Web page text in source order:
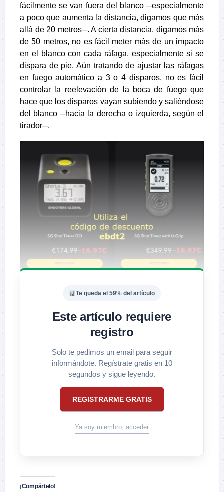
fácilmente se van fuera del blanco ─especialmente
a poco que aumenta la distancia, digamos que más
allá de 20 metros─. A cierta distancia, digamos más
de 50 metros, no es fácil meter más de un impacto
en el blanco con cada ráfaga, especialmente si se
dispara de pie. Aún tratando de ajustar las ráfagas
en fuego automático a 3 o 4 disparos, no es fácil
controlar la reelevación de la boca de fuego que
hace que los disparos vayan subiendo y saliéndose
del blanco ─hacia la derecha o izquierda, según el
tirador─.
Te queda el 59% del artículo
Este artículo requiere
registro
Solo te pedimos un email para seguir
informándote. Regístrate gratis en 10
segundos y sigue leyendo.
REGISTRARME GRATIS
Ya soy miembro, acceder
¡Compártelo!